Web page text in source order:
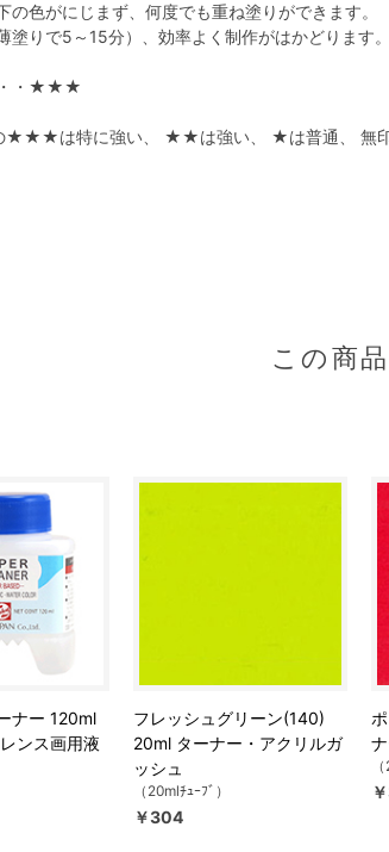
の色がにじまず、何度でも重ね塗りができます。
塗りで5～15分）、効率よく制作がはかどります。
・・★★★
★★★は特に強い、 ★★は強い、 ★は普通、 無印
この商
ナー 120ml
ンス画用液
フレッシュグリーン(140)
20ml ターナー・アクリルガ
ッシュ
（20mlﾁｭｰﾌﾞ）
￥304